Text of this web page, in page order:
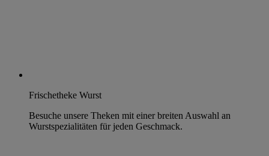
Frischetheke Wurst
Besuche unsere Theken mit einer breiten Auswahl an
Wurstspezialitäten für jeden Geschmack.